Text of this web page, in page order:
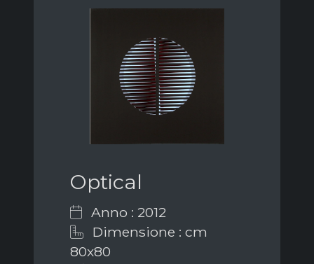
Optical
Anno : 2012
Dimensione : cm
80x80